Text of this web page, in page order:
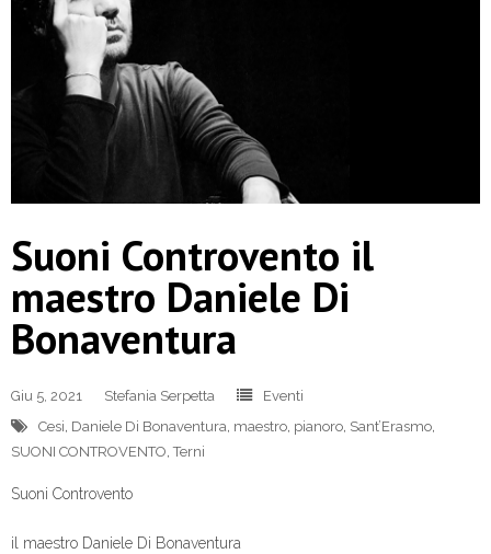
Suoni Controvento il
maestro Daniele Di
Bonaventura
Giu 5, 2021 Stefania Serpetta
Eventi
Cesi, Daniele Di Bonaventura, maestro, pianoro, Sant’Erasmo,
SUONI CONTROVENTO,Terni
Suoni Controvento
il maestro Daniele Di Bonaventura